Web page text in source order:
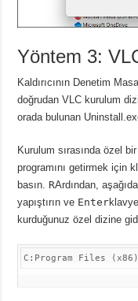
Yöntem 3:
Kaldırıcının Denetim
doğrudan VLC kurulum
orada bulunan
Kurulum sırasında özel
programını getirmek için
basın. RArdından,
yapıştırın ve Enter
kurduğunuz özel dizine
C:Program Files